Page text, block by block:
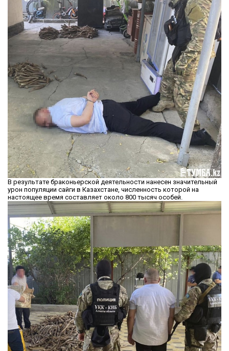
В результате браконьерской деятельности нанесен значительный
урон популяции сайги в Казахстане, численность которой на
настоящее время составляет около 800 тысяч особей.